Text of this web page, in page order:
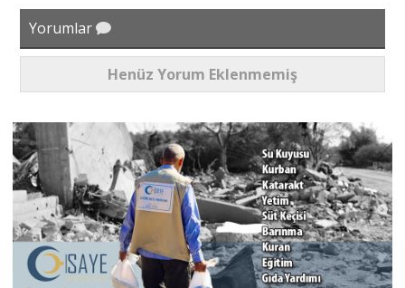
Yorumlar
Henüz Yorum Eklenmemiş